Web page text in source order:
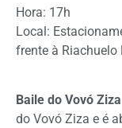
Hora: 17h
Local:
frente à Riachuelo
Baile do Vovó
do Vovó Ziza e é